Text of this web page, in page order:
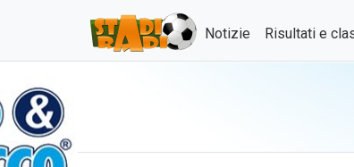
Notizie Risultati e